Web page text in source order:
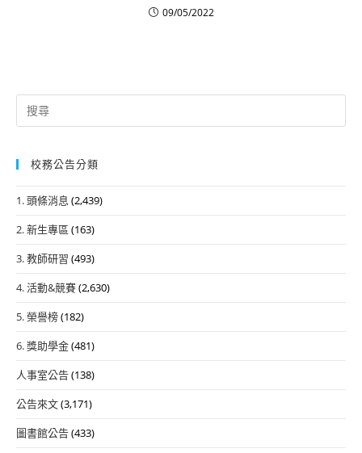
09/05/2022
Search
for:
校務公告分類
1. 頭條消息 (2,439)
2. 新生專區 (163)
3. 教師研習 (493)
4. 活動&競賽(2,630)
5. 榮譽榜(182)
6. 獎助學金(481)
人事室公告(138)
公告來文(3,171)
圖書館公告(433)